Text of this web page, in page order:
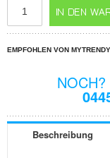
EMPFOHLEN VON
Beschreibung